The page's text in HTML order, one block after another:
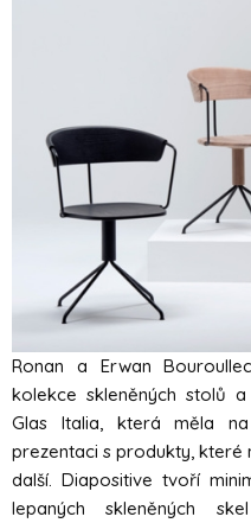
Ronan a Erwan
kolekce skleněných stolů
Glas Italia, která měla
prezentaci s produkty, které
další. Diapositive tvoří
lepaných skleněných